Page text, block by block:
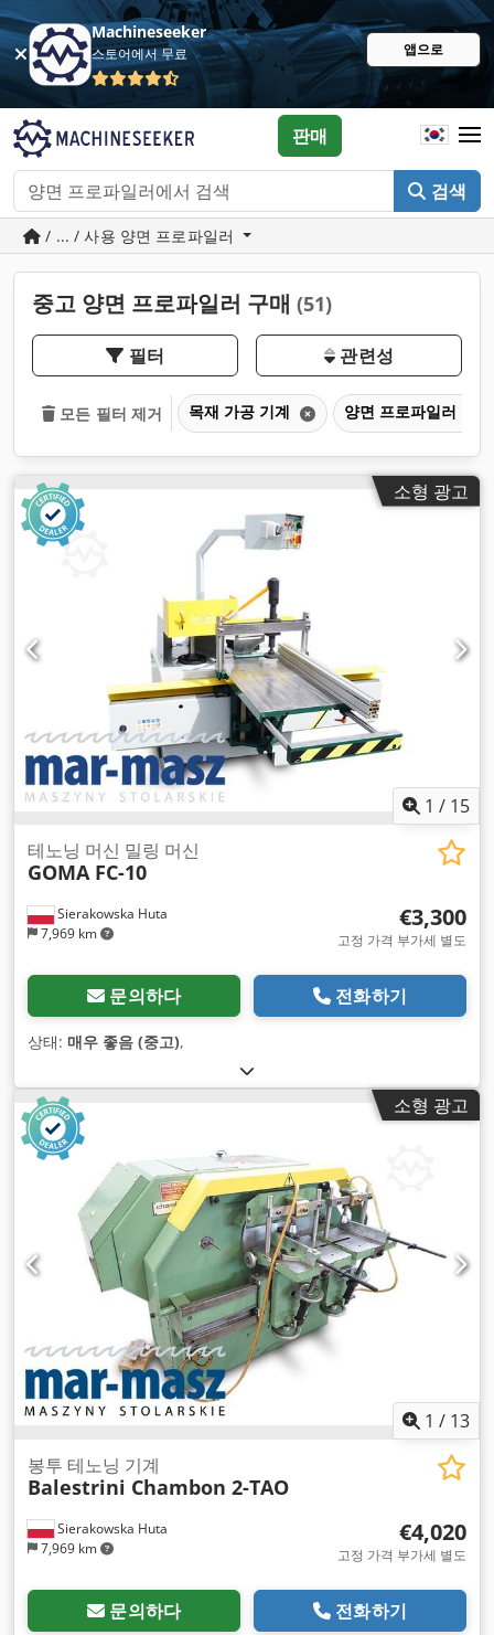
Machineseeker
스토어에서 무료 앱으로
검색
판매
/ ... / 사용 양면 프로파일러
중고 양면 프로파일러 구매 (51)
필터 관련성
모든 필터 제거 목재 가공 기계 양면 프로파일러
소형 광고
1 / 15
Sierakowska Huta
7,969 km
테노닝 머신 밀링 머신
GOMA FC-10
€3,300
고정 가격 부가세 별도
문의하다 전화하기
상태: 매우 좋음 (중고),
소형 광고
1 / 13
Sierakowska Huta
7,969 km
봉투 테노닝 기계
Balestrini Chambon 2-TAO
€4,020
고정 가격 부가세 별도
문의하다 전화하기